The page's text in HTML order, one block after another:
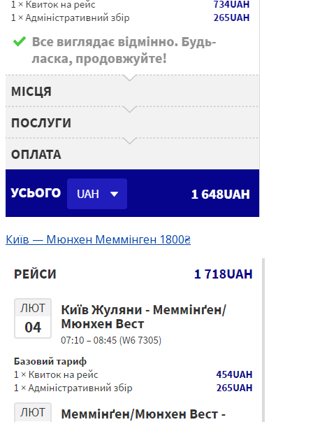
Київ — Мюнхен Меммінген 1800₴